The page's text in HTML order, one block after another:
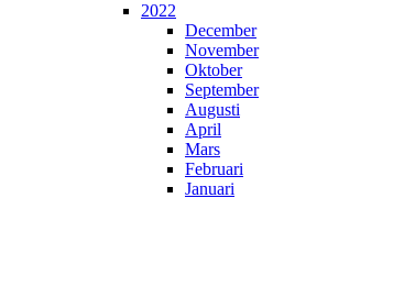
2022
December
November
Oktober
September
Augusti
April
Mars
Februari
Januari